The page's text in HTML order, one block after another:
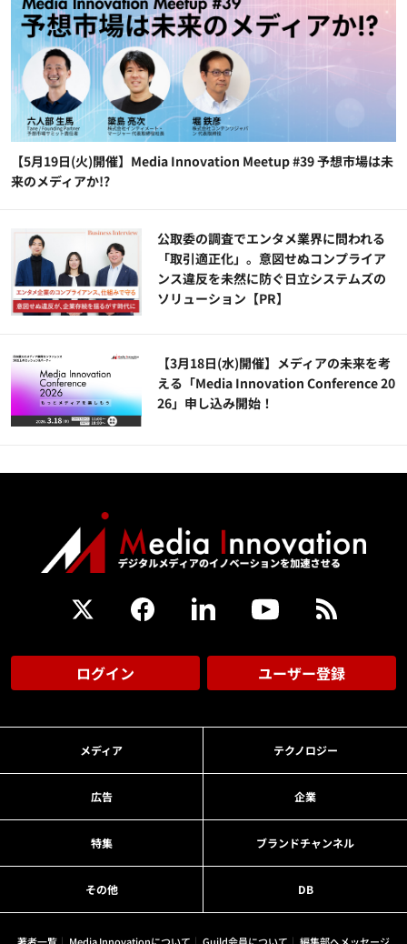
【5月19日(火)開催】Media Innovation Meetup #39 予想市場は未
来のメディアか!?
公​​取委の調査でエンタメ業界に問われる
「取引適正化」。意図せぬコンプライア
ンス違反を未然に防ぐ日立システムズの
ソリューション​【PR】
【3月18日(水)開催】メディアの未来を考
える「Media Innovation Conference 20
26」申し込み開始！
ログイン ユーザー登録
メディア テクノロジー
広告 企業
特集 ブランドチャンネル
その他 DB